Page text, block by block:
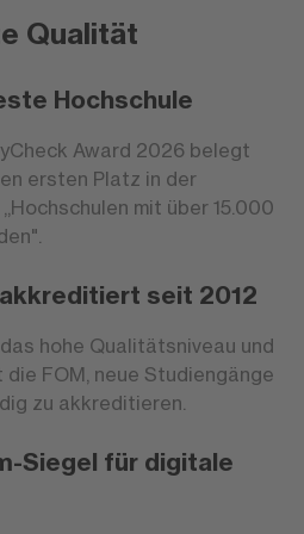
Qualität
Hochschule
Award 2026 belegt
ersten Platz in der
mit über 15.000
seit 2012
hohe Qualitätsniveau und
FOM, neue Studiengänge
zu akkreditieren.
Siegel für digitale